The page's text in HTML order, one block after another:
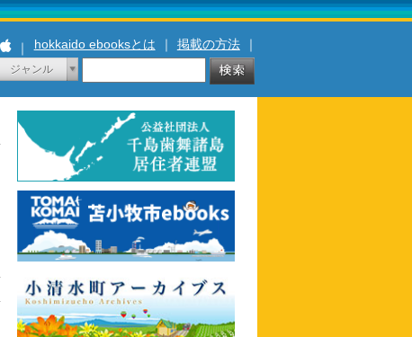
｜ hokkaido ebooksとは ｜ 掲載の方法 ｜
ジャンル